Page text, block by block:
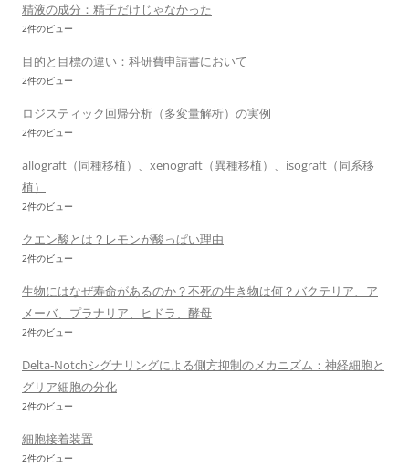
精液の成分：精子だけじゃなかった
2件のビュー
目的と目標の違い：科研費申請書において
2件のビュー
ロジスティック回帰分析（多変量解析）の実例
2件のビュー
allograft（同種移植）、xenograft（異種移植）、isograft（同系移
植）
2件のビュー
クエン酸とは？レモンが酸っぱい理由
2件のビュー
生物にはなぜ寿命があるのか？不死の生き物は何？バクテリア、ア
メーバ、プラナリア、ヒドラ、酵母
2件のビュー
Delta-Notchシグナリングによる側方抑制のメカニズム：神経細胞と
グリア細胞の分化
2件のビュー
細胞接着装置
2件のビュー